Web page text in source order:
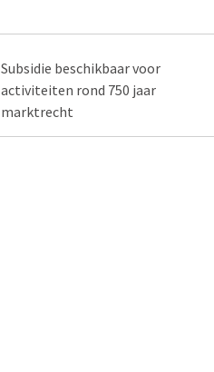
Subsidie beschikbaar voor
activiteiten rond 750 jaar
marktrecht